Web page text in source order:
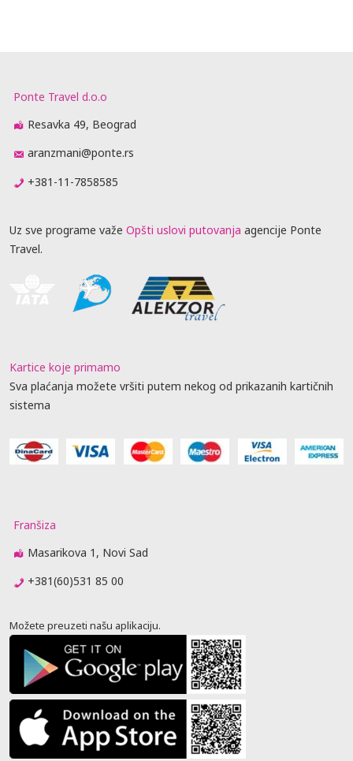
Ponte Travel d.o.o
Resavka 49, Beograd
aranzmani@ponte.rs
+381-11-7858585
Uz sve programe važe Opšti uslovi putovanja agencije Ponte
Travel.
Kartice koje primamo
Sva plaćanja možete vršiti putem nekog od prikazanih kartičnih
sistema
Franšiza
Masarikova 1, Novi Sad
+381(60)531 85 00
Možete preuzeti našu aplikaciju.